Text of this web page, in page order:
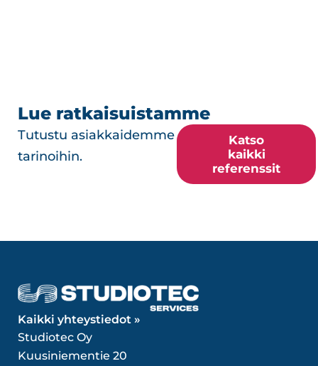
Lue ratkaisuistamme
Tutustu asiakkaidemme
tarinoihin.
Katso
kaikki
referenssit
Kaikki yhteystiedot »
Studiotec Oy
Kuusiniementie 20